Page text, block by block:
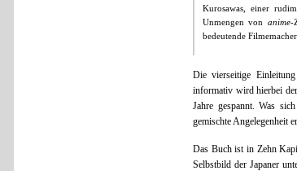
Kurosawas, einer
Unmengen von anime-
bedeutende
Die vierseitige
informativ wird hierbei
Jahre gespannt. Was
gemischte Angelegenheit
Das Buch ist in Zehn
Selbstbild der Japaner